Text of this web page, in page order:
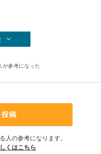
が参考になった
稿
人の参考になります。
くはこちら